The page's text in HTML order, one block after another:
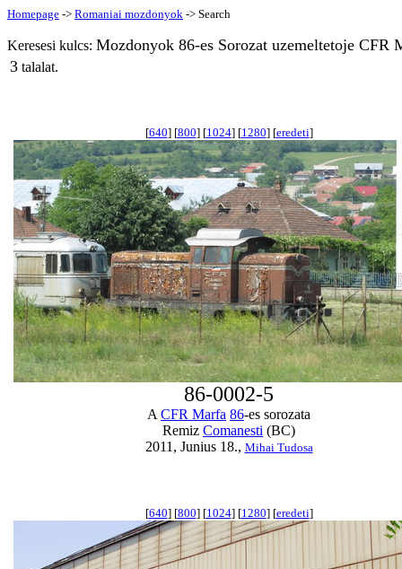
Homepage -> Romaniai mozdonyok -> Search
Keresesi kulcs: Mozdonyok 86-es Sorozat uzemeltetoje CFR
3 talalat.
[640] [800] [1024] [1280] [eredeti]
86-0002-5
A CFR Marfa 86-es sorozata
Remiz Comanesti (BC)
2011, Junius 18., Mihai Tudosa
[640] [800] [1024] [1280] [eredeti]